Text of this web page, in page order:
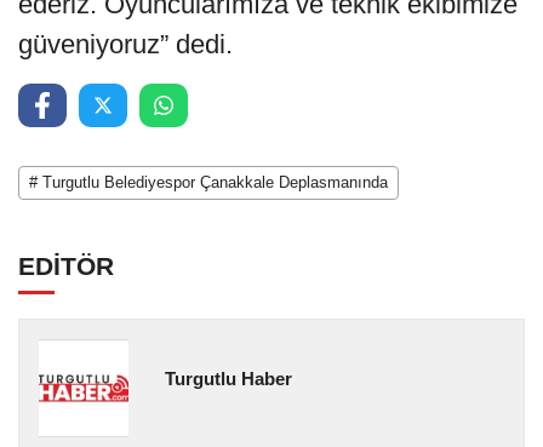
güveniyoruz” dedi.
# Turgutlu Belediyespor Çanakkale Deplasmanında
EDİTÖR
Turgutlu Haber